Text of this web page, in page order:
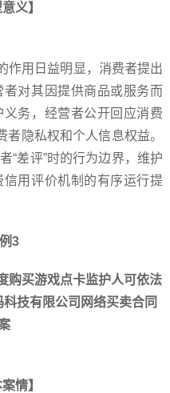
义】
作用日益明显，消费者提出
对其因提供商品或服务而
务，经营者公开回应消费
者隐私权和个人信息权益。
“差评”时的行为边界，维护
用评价机制的有序运行提
3
购买游戏点卡监护人可依法
技有限公司网络买卖合同
情】